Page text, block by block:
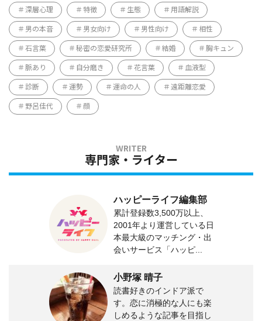
深層心理 特徴 生態 用語解説
男の本音 男女向け 男性向け 相性
石言葉 秘密の恋愛研究所 結婚 胸キュン
脈あり 自分磨き 花言葉 血液型
診断 運勢 運命の人 遠距離恋愛
野呂佳代 顔
専門家・ライター
ハッピーライフ編集部
累計登録数3,500万以上、
2001年より運営している日
本最大級のマッチング・出
会いサービス「ハッピ...
小野塚 晴子
読書好きのインドア派で
す。恋に消極的な人にも楽
しめるような記事を目指し